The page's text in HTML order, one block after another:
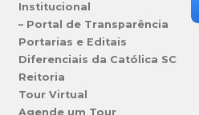
Institucional
– Portal de Transparência
Portarias e Editais
Diferenciais da Católica SC
Reitoria
Tour Virtual
Agende um Tour